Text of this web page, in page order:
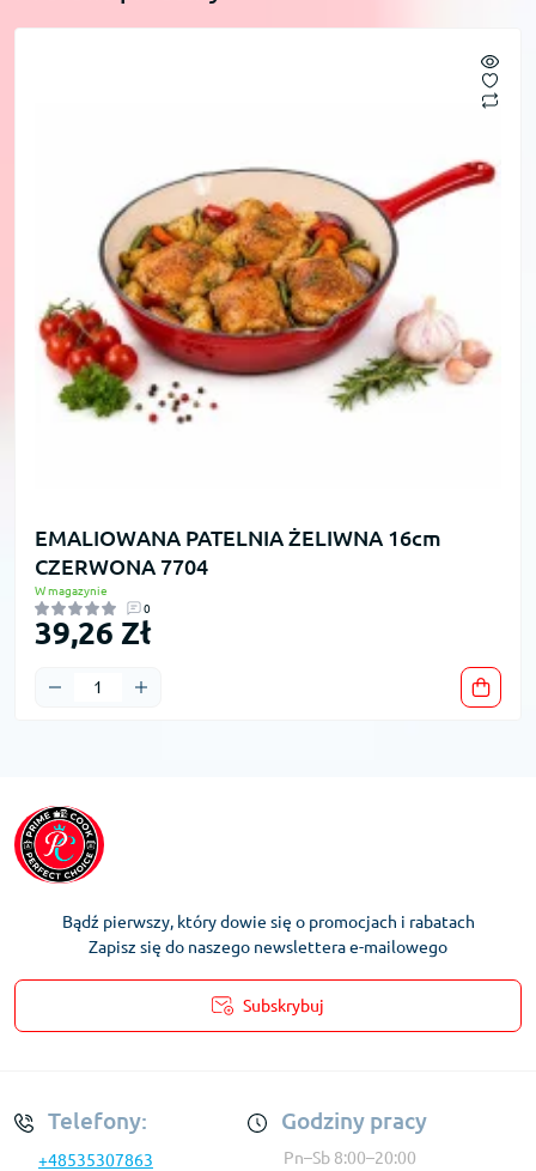
EMALIOWANA PATELNIA ŻELIWNA 16cm
CZERWONA 7704
W magazynie
0
39,26 Zł
Bądź pierwszy, który dowie się o promocjach i rabatach
Zapisz się do naszego newslettera e-mailowego
Subskrybuj
Telefony:
+48535307863
Godziny pracy
Pn–Sb 8:00–20:00